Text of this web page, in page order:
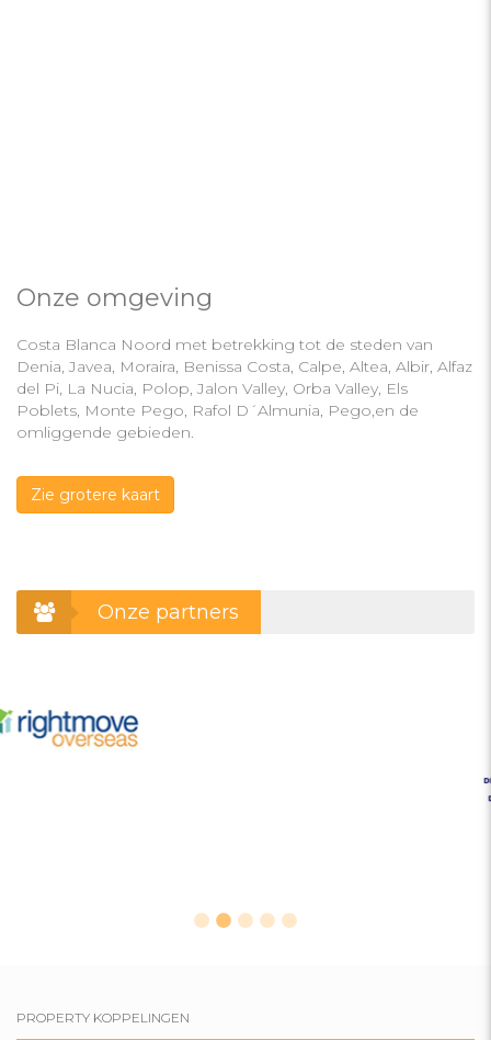
Onze omgeving
Costa Blanca Noord met betrekking tot de steden van
Denia, Javea, Moraira, Benissa Costa, Calpe, Altea, Albir, Alfaz
del Pi, La Nucia, Polop, Jalon Valley, Orba Valley, Els
Poblets, Monte Pego, Rafol D´Almunia, Pego,en de
omliggende gebieden.
Zie grotere kaart
Onze partners
PROPERTY KOPPELINGEN